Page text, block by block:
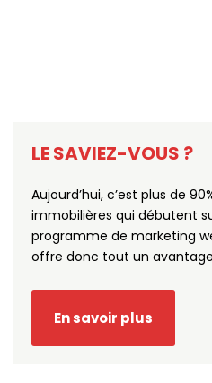
LE SAVIEZ-VOUS ?
Aujourd’hui, c’est plus de
immobilières qui débutent
programme de marketing
offre donc tout un
En savoir plus